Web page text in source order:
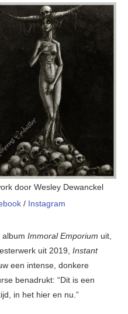
door Wesley Dewanckel
/ Instagram
album Immoral Emporium uit,
uit 2019, Instant
een intense, donkere
benadrukt: “Dit is een
in het hier en nu.”